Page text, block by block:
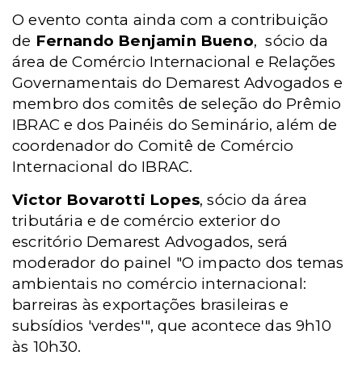
O evento conta ainda com a contribuição
de Fernando Benjamin Bueno, sócio da
área de Comércio Internacional e Relações
Governamentais do Demarest Advogados e
membro dos comitês de seleção do Prêmio
IBRAC e dos Painéis do Seminário, além de
coordenador do Comitê de Comércio
Internacional do IBRAC.
Victor Bovarotti Lopes, sócio da área
tributária e de comércio exterior do
escritório Demarest Advogados, será
moderador do painel "O impacto dos temas
ambientais no comércio internacional:
barreiras às exportações brasileiras e
subsídios 'verdes'", que acontece das 9h10
às 10h30.